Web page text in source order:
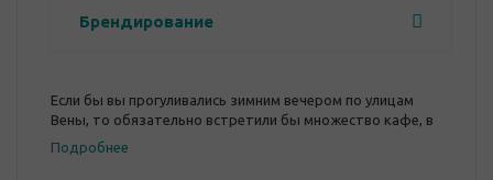
Брендирование
Если бы вы прогуливались зимним вечером по улицам
Вены, то обязательно встретили бы множество кафе, в
которых посетителям предлагают выпить чашечку
глинтвейна.
Подробнее